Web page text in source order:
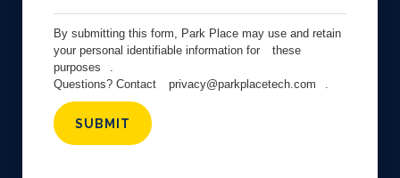
By submitting this form, Park Place may use and retain
your personal identifiable information for
these
purposes
Questions? Contact
privacy@parkplacetech.com
SUBMIT